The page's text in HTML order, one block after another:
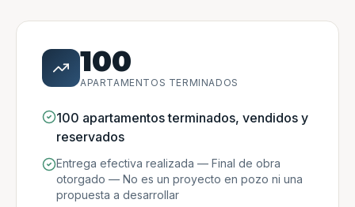
100
APARTAMENTOS TERMINADOS
100 apartamentos terminados, vendidos y
reservados
Entrega efectiva realizada — Final de obra
otorgado — No es un proyecto en pozo ni una
propuesta a desarrollar